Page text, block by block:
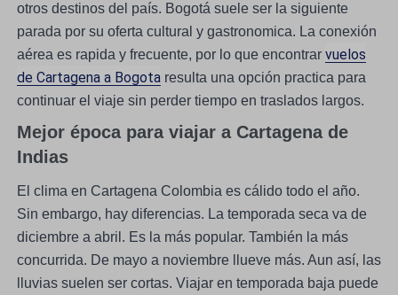
otros destinos del país. Bogotá suele ser la siguiente
parada por su oferta cultural y gastronomica. La conexión
aérea es rapida y frecuente, por lo que encontrar vuelos
de Cartagena a Bogotaresulta una opción practica para
continuar el viaje sin perder tiempo en traslados largos.
Mejor época para viajar a Cartagena de
Indias
El clima en Cartagena Colombia es cálido todo el año.
Sin embargo, hay diferencias. La temporada seca va de
diciembre a abril. Es la más popular. También la más
concurrida. De mayo a noviembre llueve más. Aun así, las
lluvias suelen ser cortas. Viajar en temporada baja puede